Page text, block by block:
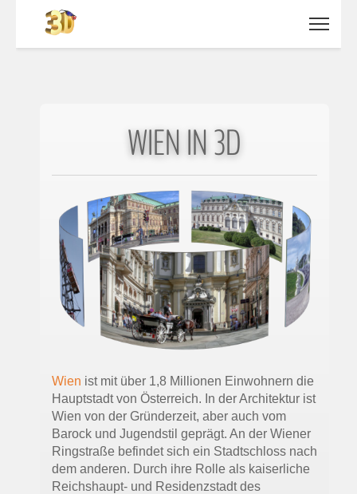
WIEN IN 3D
Wien ist mit über 1,8 Millionen Einwohnern die
Hauptstadt von Österreich. In der Architektur ist
Wien von der Gründerzeit, aber auch vom
Barock und Jugendstil geprägt. An der Wiener
Ringstraße befindet sich ein Stadtschloss nach
dem anderen. Durch ihre Rolle als kaiserliche
Reichshaupt- und Residenzstadt des